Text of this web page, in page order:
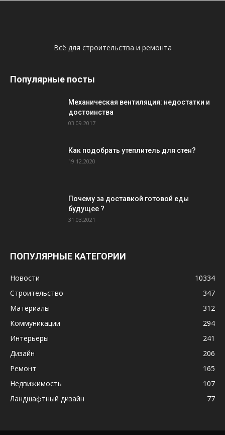
Всё для строительства и ремонта
Популярные посты
Механическая вентиляция: недостатки и
достоинства
03.09.2017
Как подобрать утеплитель для стен?
19.12.2020
Почему за доставкой готовой еды
будущее ?
31.03.2021
ПОПУЛЯРНЫЕ КАТЕГОРИИ
Новости
10334
Строительство
347
Материалы
312
Коммуникации
294
Интерьеры
241
Дизайн
206
Ремонт
165
Недвижимость
107
Ландшафтный дизайн
77